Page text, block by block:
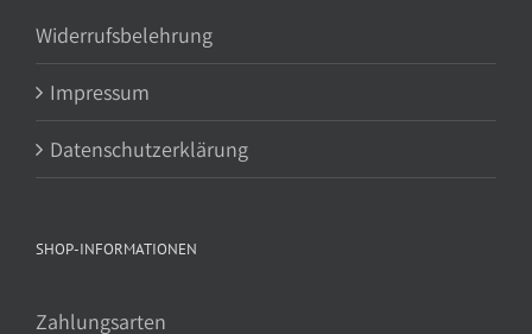
Widerrufsbelehrung
Impressum
Datenschutzerklärung
SHOP-INFORMATIONEN
Zahlungsarten